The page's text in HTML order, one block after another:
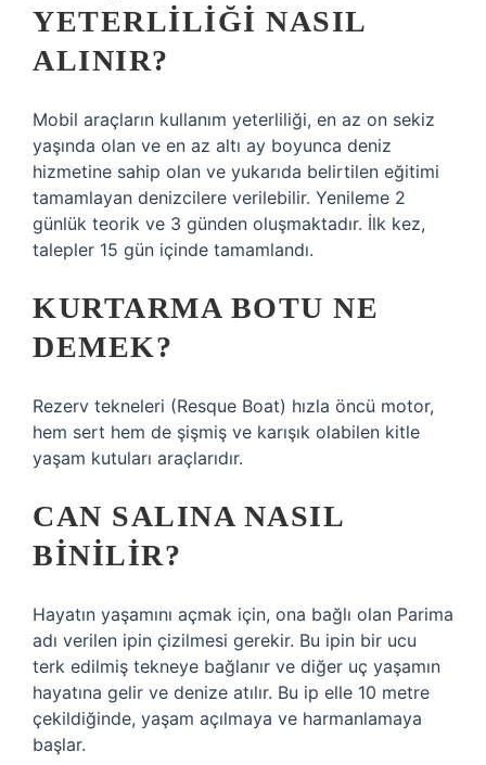
YETERLILIĞI NASIL
ALINIR?
Mobil araçların kullanım yeterliliği, en az on sekiz
yaşında olan ve en az altı ay boyunca deniz
hizmetine sahip olan ve yukarıda belirtilen eğitimi
tamamlayan denizcilere verilebilir. Yenileme 2
günlük teorik ve 3 günden oluşmaktadır. İlk kez,
talepler 15 gün içinde tamamlandı.
KURTARMA BOTU NE
DEMEK?
Rezerv tekneleri (Resque Boat) hızla öncü motor,
hem sert hem de şişmiş ve karışık olabilen kitle
yaşam kutuları araçlarıdır.
CAN SALINA NASIL
BINILIR?
Hayatın yaşamını açmak için, ona bağlı olan Parima
adı verilen ipin çizilmesi gerekir. Bu ipin bir ucu
terk edilmiş tekneye bağlanır ve diğer uç yaşamın
hayatına gelir ve denize atılır. Bu ip elle 10 metre
çekildiğinde, yaşam açılmaya ve harmanlamaya
başlar.